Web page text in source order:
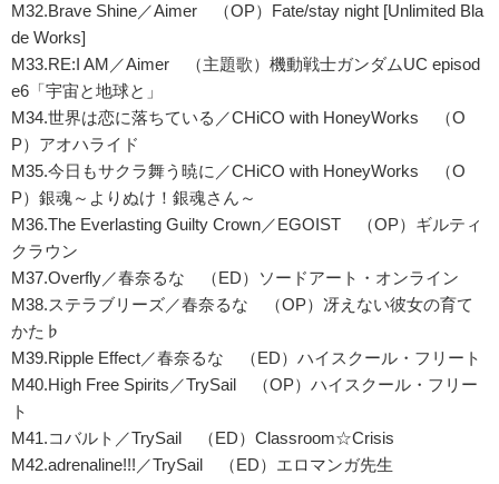
M32.Brave Shine／Aimer （OP）Fate/stay night [Unlimited Bla
de Works]
M33.RE:I AM／Aimer （主題歌）機動戦士ガンダムUC episod
e6「宇宙と地球と」
M34.世界は恋に落ちている／CHiCO with HoneyWorks （O
P）アオハライド
M35.今日もサクラ舞う暁に／CHiCO with HoneyWorks （O
P）銀魂～よりぬけ！銀魂さん～
M36.The Everlasting Guilty Crown／EGOIST （OP）ギルティ
クラウン
M37.Overfly／春奈るな （ED）ソードアート・オンライン
M38.ステラブリーズ／春奈るな （OP）冴えない彼女の育て
かた♭
M39.Ripple Effect／春奈るな （ED）ハイスクール・フリート
M40.High Free Spirits／TrySail （OP）ハイスクール・フリー
ト
M41.コバルト／TrySail （ED）Classroom☆Crisis
M42.adrenaline!!!／TrySail （ED）エロマンガ先生